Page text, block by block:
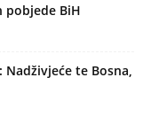
pobjede BiH
te Bosna,